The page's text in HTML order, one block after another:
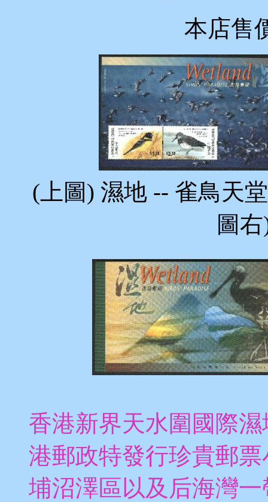
本店售
(上圖) 濕地 -- 雀鳥天
圖
香港新界天水圍國際
港郵政特發行珍貴郵
埔沼澤區以及后海灣